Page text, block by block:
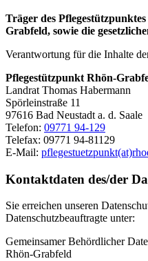
Träger des
Grabfeld, sowie die
Verantwortung für die Inhalte
Pflegestützpunkt Rhön-
Landrat Thomas Habermann
Spörleinstraße 11
97616 Bad Neustadt a. d. Saale
Telefon: 09771 94-129
Telefax: 09771 94-81129
E-Mail:
Kontaktdaten des/der
Sie erreichen unseren
Datenschutzbeauftragte unter:
Gemeinsamer Behördlicher
Rhön-Grabfeld